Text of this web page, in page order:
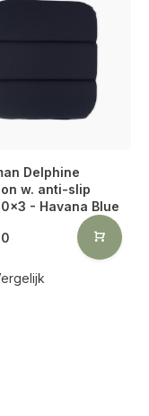
Delphine
w. anti-slip
- Havana Blue